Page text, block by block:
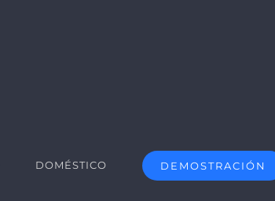
DOMÉSTICO DEMOSTRACIÓN